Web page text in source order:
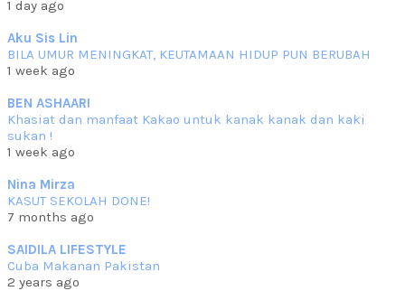
che mat ucapkan
Jun 30 2023
RESIPI KURMA AYAM MERAH
Assalammualaikum, salam semua. Hari ni 4 Zulhijjah 1444 Hijrah,
Jun 23 2023
RESIPI SAMBAL PARU
Assalammualaikum, salam sejahtera semua. Lama betul che mat tak
Jun 20 2023
RESIPI PISANG MUDA MASAK LEMAK
lemak ni che mat... read more
Mar 07 2023
1 day ago
Aku Sis Lin
BILA UMUR MENINGKAT, KEUTAMAAN HIDUP PUN BERUBAH
1 week ago
BEN ASHAARI
Khasiat dan manfaat Kakao untuk kanak kanak dan kaki
sukan !
1 week ago
Nina Mirza
KASUT SEKOLAH DONE!
7 months ago
SAIDILA LIFESTYLE
Cuba Makanan Pakistan
2 years ago